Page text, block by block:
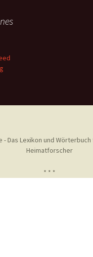
- Das Lexikon und
Heimatforscher
* * *